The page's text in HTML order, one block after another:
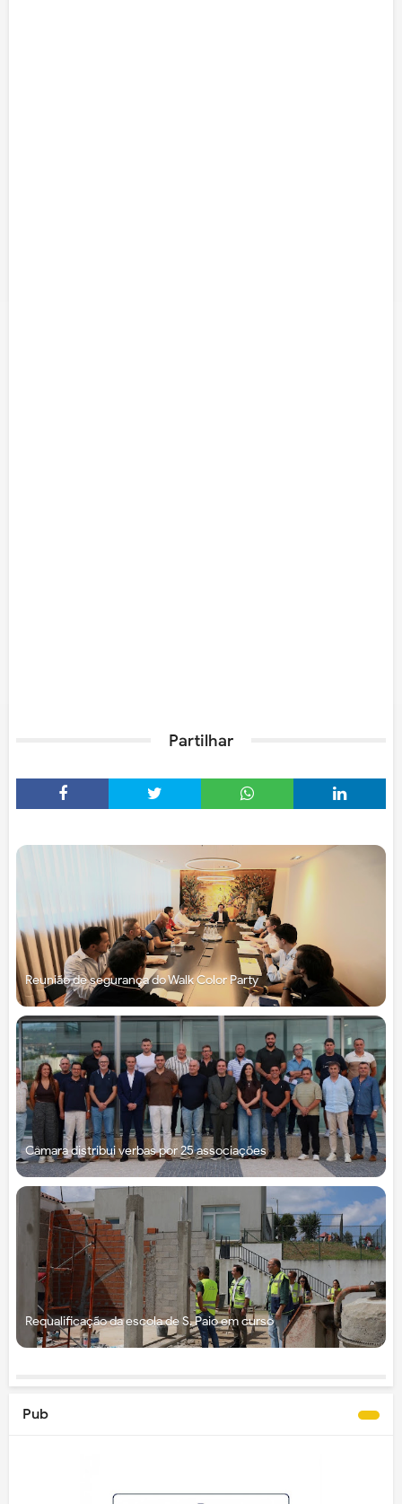
Partilhar
Reunião de segurança do Walk Color Party
Câmara distribui verbas por 25 associações
Requalificação da escola de S. Paio em curso
Pub